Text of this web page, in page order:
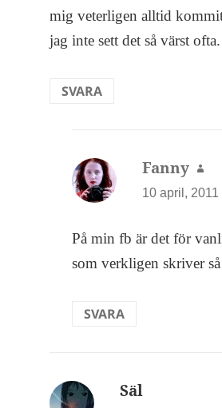
mig veterligen alltid
jag inte sett det så värst ofta.
SVARA
Fanny
10 april, 2011
På min fb är det för
som verkligen skriver
SVARA
Säl